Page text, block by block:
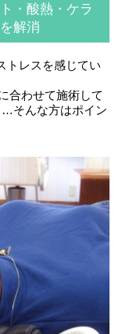
・酸熱・ケラ
解消
トレスを感じてい
合わせて施術して
…そんな方はポイン